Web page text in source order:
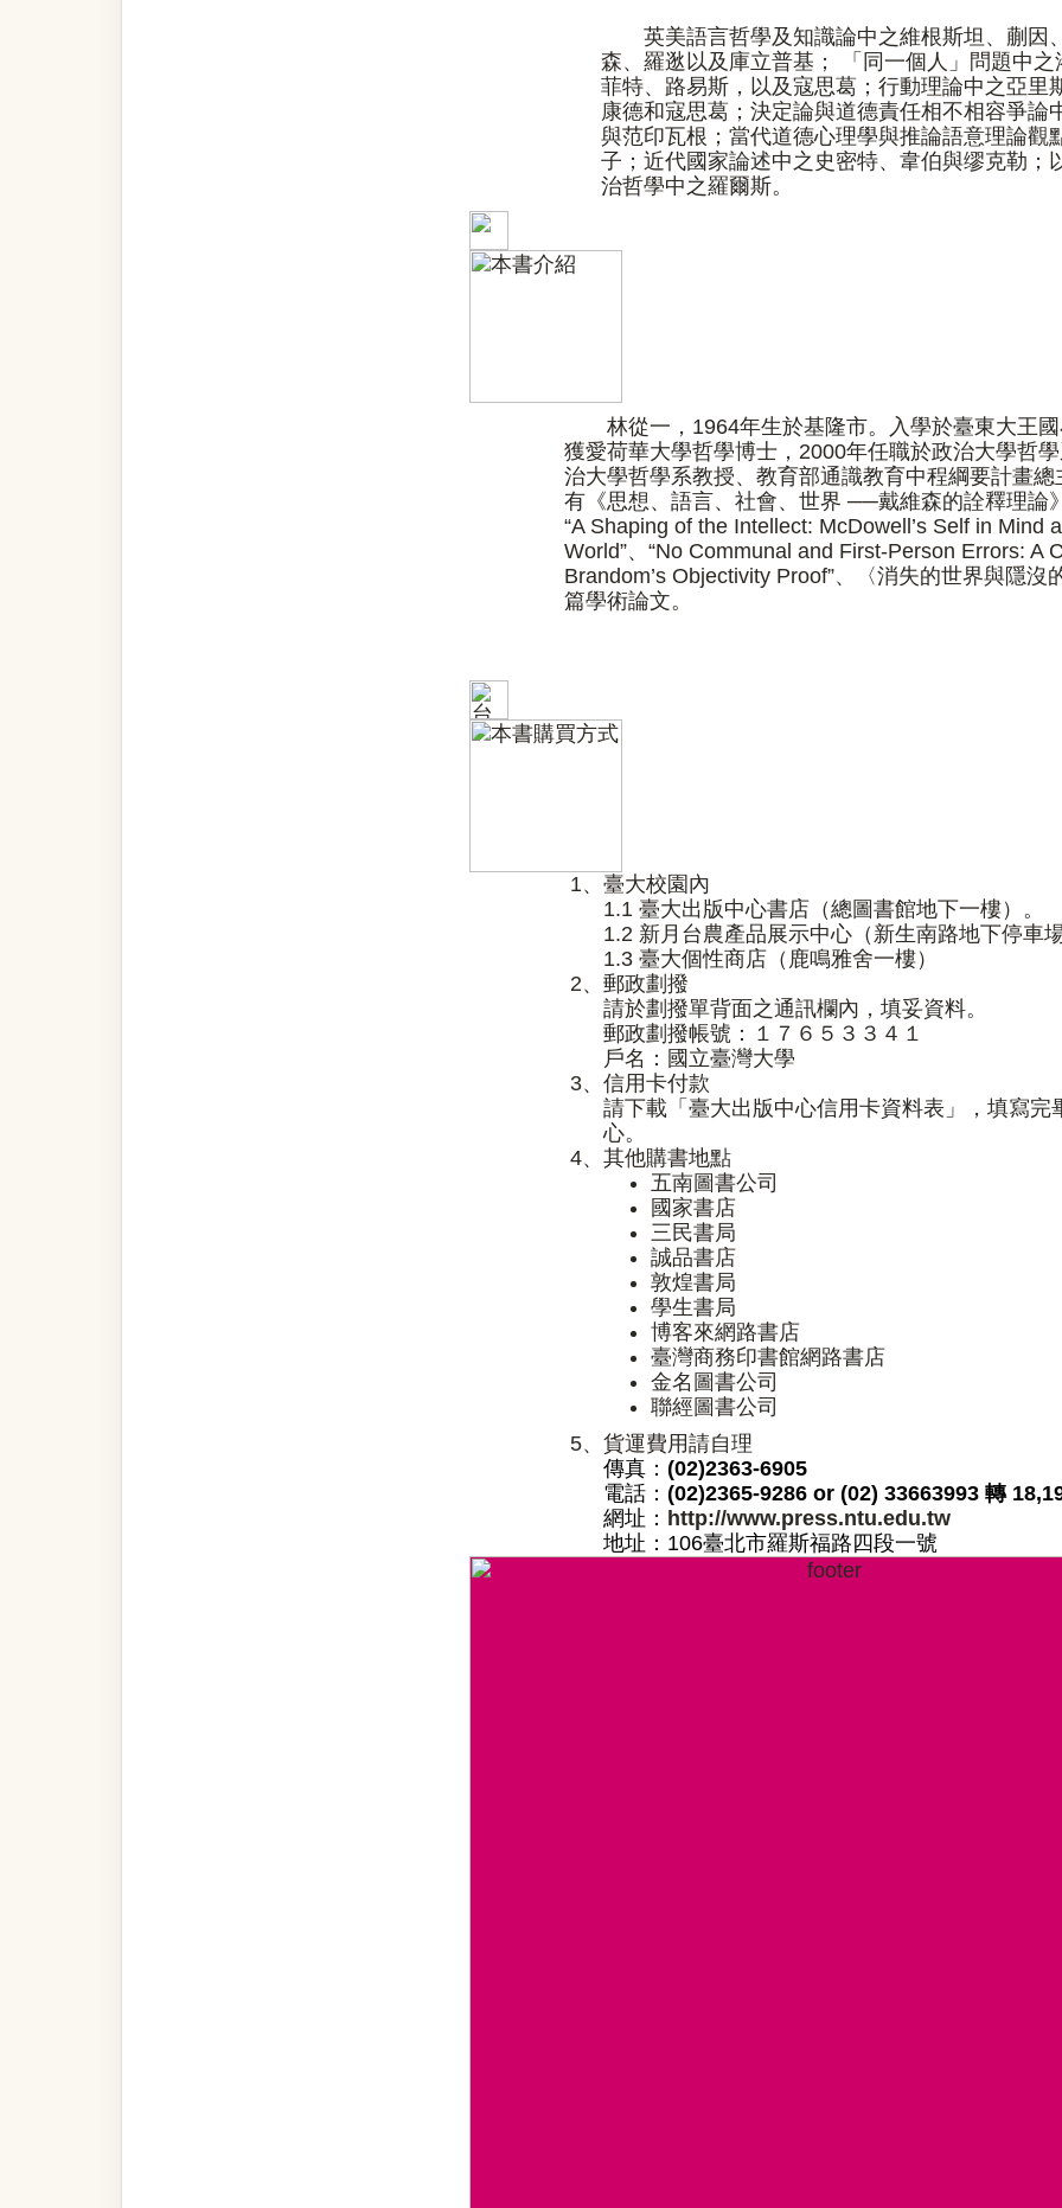
英美語言哲學及知識論中之維根斯坦、蒯因
森、羅逖以及庫立普基； 「同一個人」問題中之
菲特、路易斯，以及寇思葛；行動理論中之亞里
康德和寇思葛；決定論與道德責任相不相容爭論
與范印瓦根；當代道德心理學與推論語意理論觀
子；近代國家論述中之史密特、韋伯與缪克勒；
治哲學中之羅爾斯。
林從一，1964年生於基隆市。入學於臺東大王
獲愛荷華大學哲學博士，2000年任職於政治大學哲
治大學哲學系教授、教育部通識教育中程綱要計畫總
有《思想、語言、社會、世界 ──戴維森的詮釋理論
“A Shaping of the Intellect: McDowell’s Self in Mind
World”、“No Communal and First-Person Errors: A
Brandom’s Objectivity Proof”、〈消失的世界與隱沒
篇學術論文。
1、 臺大校園內
1.1 臺大出版中心書店（總圖書館地下一樓）。
1.2 新月台農產品展示中心（新生南路地下停車
1.3 臺大個性商店（鹿鳴雅舍一樓）
2、 郵政劃撥
請於劃撥單背面之通訊欄內，填妥資料。
郵政劃撥帳號：１７６５３３４１
戶名：國立臺灣大學
3、 信用卡付款
請下載「 臺大出版中心信用卡資料表 」，填寫完
心。
4、 其他購書地點
五南圖書公司
國家書店
三民書局
誠品書店
敦煌書局
學生書局
博客來網路書店
臺灣商務印書館網路書店
金名圖書公司
聯經圖書公司
5、 貨運費用請自理
傳真： (02)2363-6905
電話： (02)2365-9286 or (02) 33663993 轉
網址： http://www.press.ntu.edu.tw
地址：106臺北市羅斯福路四段一號